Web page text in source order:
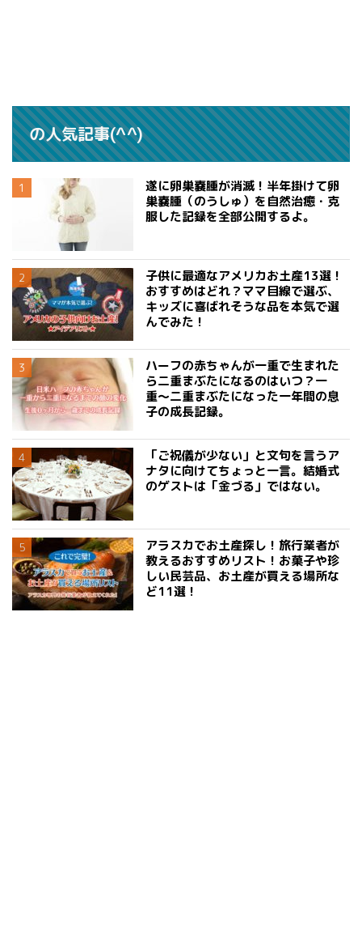
の人気記事(^^)
遂に卵巣嚢腫が消滅！半年掛けて卵
巣嚢腫（のうしゅ）を自然治癒・克
服した記録を全部公開するよ。
子供に最適なアメリカお土産13選！
おすすめはどれ？ママ目線で選ぶ、
キッズに喜ばれそうな品を本気で選
んでみた！
ハーフの赤ちゃんが一重で生まれた
ら二重まぶたになるのはいつ？一
重〜二重まぶたになった一年間の息
子の成長記録。
「ご祝儀が少ない」と文句を言うア
ナタに向けてちょっと一言。結婚式
のゲストは「金づる」ではない。
アラスカでお土産探し！旅行業者が
教えるおすすめリスト！お菓子や珍
しい民芸品、お土産が買える場所な
ど11選！